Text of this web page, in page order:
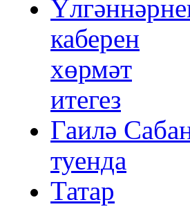
каберен
хөрмәт
итегез
Гаилә
туенда
Татар